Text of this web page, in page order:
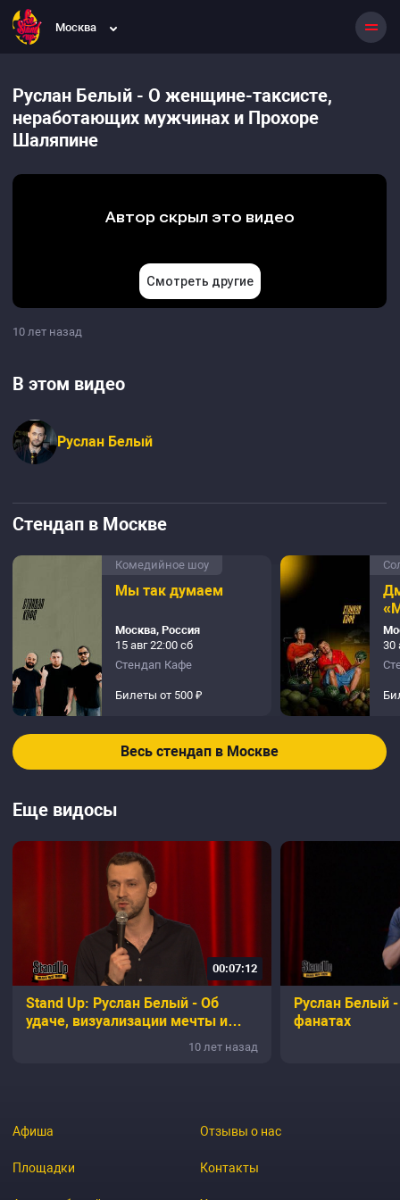
Москва
Руслан Белый - О женщине-таксисте,
неработающих мужчинах и Прохоре
Шаляпине
10 лет назад
В этом видео
Руслан Белый
Стендап в Москве
Комедийное шоу
Мы так думаем
Москва, Россия
15 авг 22:00 сб
Стендап Кафе
Билеты от 500 ₽
30
Весь стендап в Москве
Еще видосы
00:07:12
Stand Up: Руслан Белый - Об
удаче, визуализации мечты и
10 лет назад
Руслан Белый
фанатах
Афиша
Площадки
Отзывы о нас
Контакты